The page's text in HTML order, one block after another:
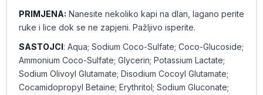
PRIMJENA: Nanesite nekoliko kapi na dlan, lagano perite
ruke i lice dok se ne zapjeni. Pažljivo isperite.
SASTOJCI: Aqua; Sodium Coco-Sulfate; Coco-Glucoside;
Ammonium Coco-Sulfate; Glycerin; Potassium Lactate;
Sodium Olivoyl Glutamate; Disodium Cocoyl Glutamate;
Cocamidopropyl Betaine; Erythritol; Sodium Gluconate;